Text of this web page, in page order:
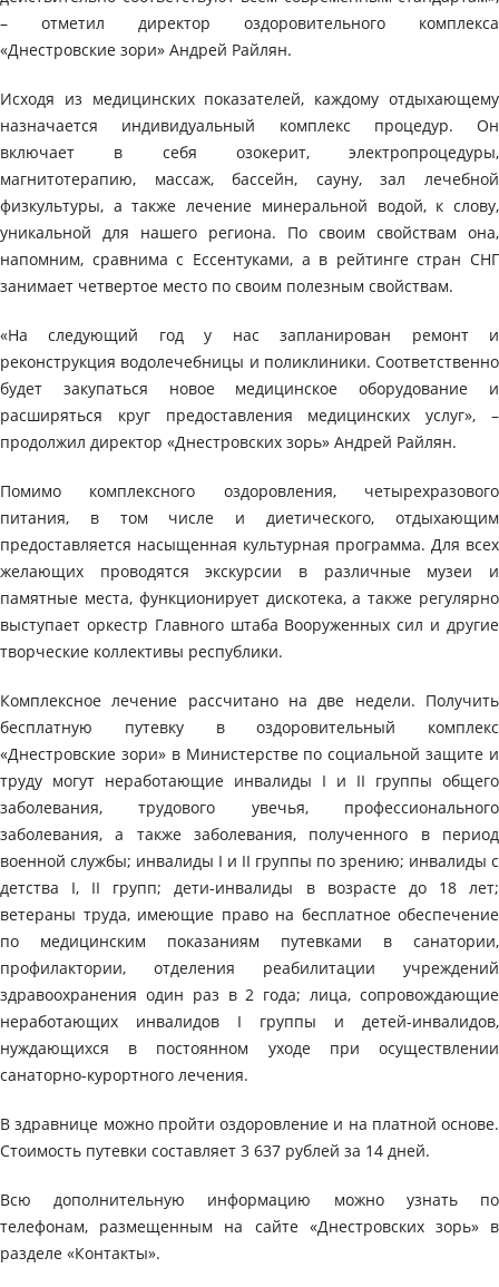
– отметил директор оздоровительного комплекса
«Днестровские зори» Андрей Райлян.
Исходя из медицинских показателей, каждому отдыхающему
назначается индивидуальный комплекс процедур. Он
включает в себя озокерит, электропроцедуры,
магнитотерапию, массаж, бассейн, сауну, зал лечебной
физкультуры, а также лечение минеральной водой, к слову,
уникальной для нашего региона. По своим свойствам она,
напомним, сравнима с Ессентуками, а в рейтинге стран СНГ
занимает четвертое место по своим полезным свойствам.
«На следующий год у нас запланирован ремонт и
реконструкция водолечебницы и поликлиники. Соответственно
будет закупаться новое медицинское оборудование и
расширяться круг предоставления медицинских услуг», –
продолжил директор «Днестровских зорь» Андрей Райлян.
Помимо комплексного оздоровления, четырехразового
питания, в том числе и диетического, отдыхающим
предоставляется насыщенная культурная программа. Для всех
желающих проводятся экскурсии в различные музеи и
памятные места, функционирует дискотека, а также регулярно
выступает оркестр Главного штаба Вооруженных сил и другие
творческие коллективы республики.
Комплексное лечение рассчитано на две недели. Получить
бесплатную путевку в оздоровительный комплекс
«Днестровские зори» в Министерстве по социальной защите и
труду могут неработающие инвалиды I и II группы общего
заболевания, трудового увечья, профессионального
заболевания, а также заболевания, полученного в период
военной службы; инвалиды I и II группы по зрению; инвалиды с
детства I, II групп; дети-инвалиды в возрасте до 18 лет;
ветераны труда, имеющие право на бесплатное обеспечение
по медицинским показаниям путевками в санатории,
профилактории, отделения реабилитации учреждений
здравоохранения один раз в 2 года; лица, сопровождающие
неработающих инвалидов I группы и детей-инвалидов,
нуждающихся в постоянном уходе при осуществлении
санаторно-курортного лечения.
В здравнице можно пройти оздоровление и на платной основе.
Стоимость путевки составляет 3 637 рублей за 14 дней.
Всю дополнительную информацию можно узнать по
телефонам, размещенным на сайте «Днестровских зорь» в
разделе «Контакты».